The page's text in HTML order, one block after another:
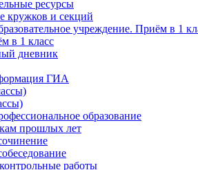
ресурсы
кружков и секций
учреждение. Приём в 1
в 1 класс
дневник
ГИА
образование
прошлых лет
работы